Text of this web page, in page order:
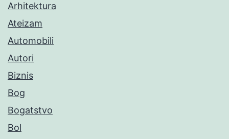
Arhitektura
Ateizam
Automobili
Autori
Biznis
Bog
Bogatstvo
Bol